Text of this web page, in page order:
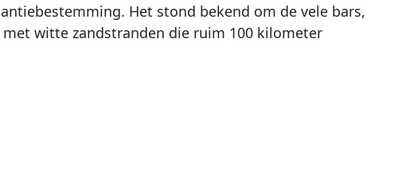
Het stond bekend om de vele bars,
witte zandstranden die ruim 100 kilometer